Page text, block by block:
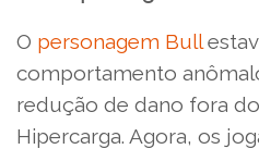
O personagem Bull
comportamento
redução de dano fora
Hipercarga. Agora, os